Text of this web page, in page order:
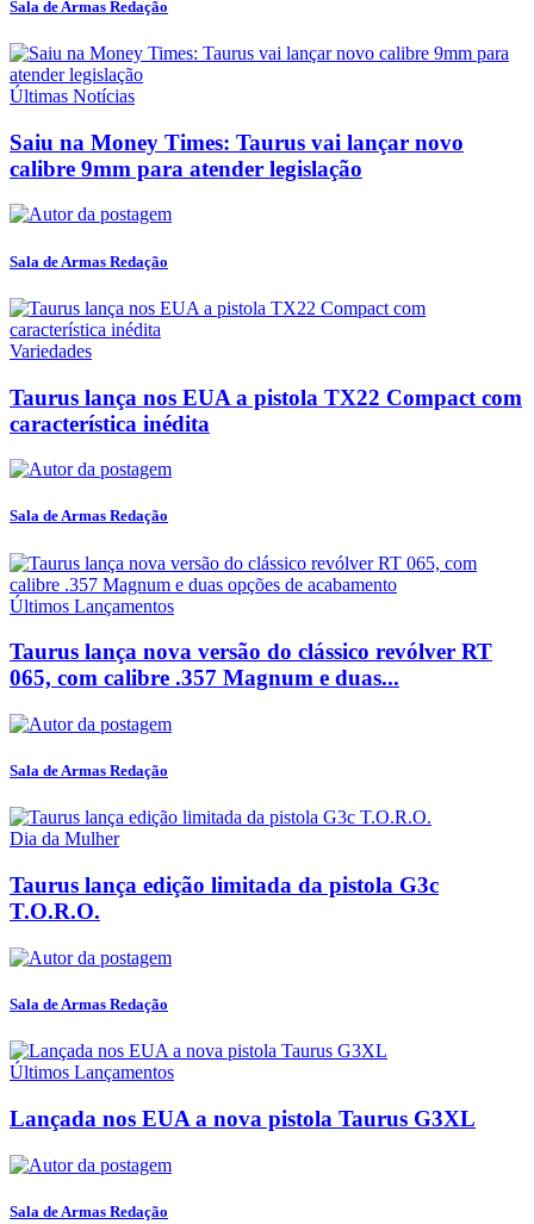
Sala de Armas Redação
Últimas Notícias
Saiu na Money Times: Taurus vai lançar novo
calibre 9mm para atender legislação
Sala de Armas Redação
Variedades
Taurus lança nos EUA a pistola TX22 Compact com
característica inédita
Sala de Armas Redação
Últimos Lançamentos
Taurus lança nova versão do clássico revólver RT
065, com calibre .357 Magnum e duas...
Sala de Armas Redação
Dia da Mulher
Taurus lança edição limitada da pistola G3c
T.O.R.O.
Sala de Armas Redação
Últimos Lançamentos
Lançada nos EUA a nova pistola Taurus G3XL
Sala de Armas Redação